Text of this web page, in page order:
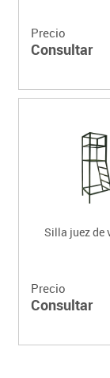
Precio
Consultar
Silla juez de
Precio
Consultar